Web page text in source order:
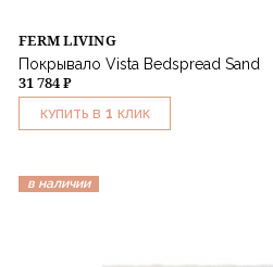
FERM LIVING
Покрывало Vista Bedspread Sand
31 784 ₽
КУПИТЬ В 1 КЛИК
в наличии